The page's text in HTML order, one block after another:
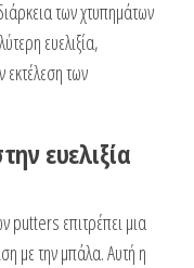
των χτυπημάτων
ευελιξία,
εκτέλεση των
ευελιξία
putters επιτρέπει μια
με την μπάλα. Αυτή η